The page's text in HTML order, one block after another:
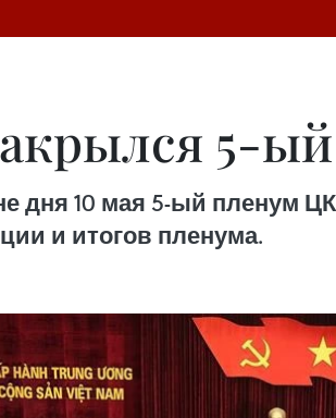
5-
дня 10 мая 5-ый пленум
и итогов пленума.